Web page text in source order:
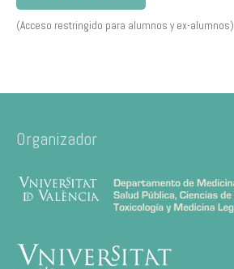
(Acceso restringido para alumnos y ex-alumnos)
Organizador